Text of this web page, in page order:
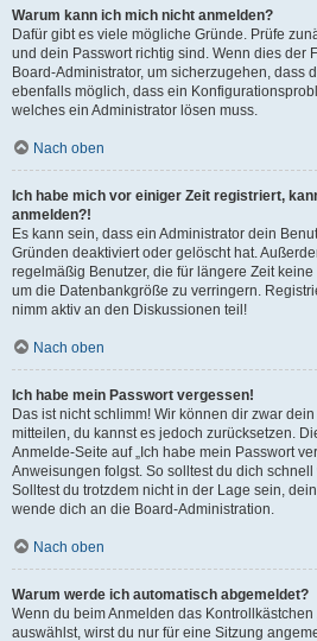
Warum kann ich mich nicht anmelden?
Dafür gibt es viele mögliche Gründe. Prüfe
und dein Passwort richtig sind. Wenn dies der
Board-Administrator, um sicherzugehen, dass
ebenfalls möglich, dass ein
welches ein Administrator lösen muss.
Nach oben
Ich habe mich vor einiger Zeit registriert,
anmelden?!
Es kann sein, dass ein Administrator dein
Gründen deaktiviert oder gelöscht hat.
regelmäßig Benutzer, die für längere Zeit
um die Datenbankgröße zu verringern.
nimm aktiv an den Diskussionen teil!
Nach oben
Ich habe mein Passwort vergessen!
Das ist nicht schlimm! Wir können dir zwar
mitteilen, du kannst es jedoch zurücksetzen.
Anmelde-Seite auf „Ich habe mein Passwort
Anweisungen folgst. So solltest du dich
Solltest du trotzdem nicht in der Lage sein,
wende dich an die Board-Administration.
Nach oben
Warum werde ich automatisch abgemeldet?
Wenn du beim Anmelden das
auswählst, wirst du nur für eine Sitzung